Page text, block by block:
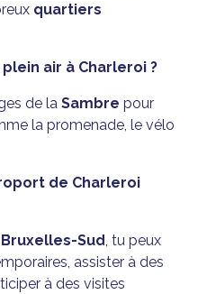
quartiers
air à Charleroi ?
de laSambre pour
la promenade, le vélo
de Charleroi
Sud, tu peux
assister à des
à des visites